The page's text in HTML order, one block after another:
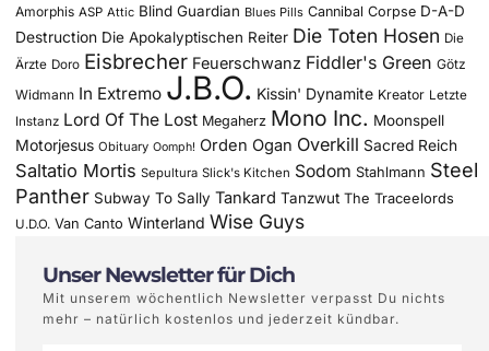
Amorphis ASP Attic Blind Guardian Blues Pills Cannibal Corpse D-A-D
Destruction Die Apokalyptischen Reiter Die Toten Hosen Die
Ärzte Doro Eisbrecher Feuerschwanz Fiddler's Green Götz
Widmann In Extremo J.B.O. Kissin' Dynamite Kreator Letzte
Instanz Lord Of The Lost Megaherz Mono Inc. Moonspell
Motorjesus Obituary Oomph! Orden Ogan Overkill Sacred Reich
Saltatio Mortis Sepultura Slick's Kitchen Sodom Stahlmann Steel
Panther Subway To Sally Tankard Tanzwut The Traceelords
U.D.O. Van Canto Winterland Wise Guys
Unser Newsletter für Dich
Mit unserem wöchentlich Newsletter verpasst Du nichts
mehr – natürlich kostenlos und jederzeit kündbar.